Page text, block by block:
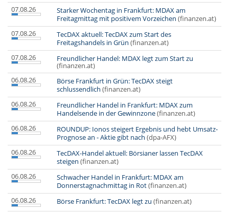
07.08.26
Starker Wochentag in Frankfurt: MDAX am
Freitagmittag mit positivem Vorzeichen (finanzen.at)
07.08.26
TecDAX aktuell: TecDAX zum Start des
Freitagshandels in Grün (finanzen.at)
07.08.26
Freundlicher Handel: MDAX legt zum Start zu
(finanzen.at)
06.08.26
Börse Frankfurt in Grün: TecDAX steigt
schlussendlich (finanzen.at)
06.08.26
Freundlicher Handel in Frankfurt: MDAX zum
Handelsende in der Gewinnzone(finanzen.at)
06.08.26
ROUNDUP: Ionos steigert Ergebnis und hebt Umsatz-
Prognose an - Aktie gibt nach (dpa-AFX)
06.08.26
TecDAX-Handel aktuell: Börsianer lassen TecDAX
steigen (finanzen.at)
06.08.26
Schwacher Handel in Frankfurt: MDAX am
Donnerstagnachmittag in Rot(finanzen.at)
06.08.26
Börse Frankfurt: TecDAX legt zu (finanzen.at)